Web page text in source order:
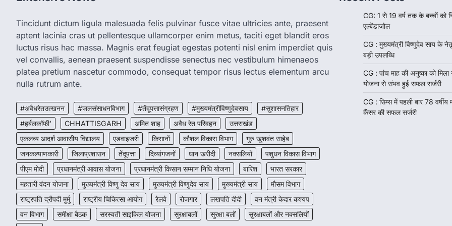
Tincidunt dictum ligula malesuada felis pulvinar fusce vitae ultricies ante, praesent
aptent lacinia cras ut pellentesque ullamcorper enim metus, taciti eget blandit eros
luctus risus hac massa. Magnis erat feugiat egestas potenti nisl enim imperdiet quis
vel convallis, aenean praesent suspendisse senectus nec vestibulum himenaeos
platea pretium nascetur commodo, consequat tempor risus lectus elementum arcu
nulla rutrum ante.
#अवैधरेतउत्खनन #जलसंसाधनविभाग #तेंदूपत्तासंग्रहण #मुख्यमंत्रीविष्णुदेवसाय
#सुशासनतिहार
#हर्बलकॉफी’
CHHATTISGARH अमित शाह अवैध रेत परिवहन
उत्तराखंड
एकलव्य आदर्श आवासीय विद्यालय
एडवाइजरी किसानों कौशल विकास विभाग
गुरु खुशवंत साहेब
जनकल्याणकारी
जिलाप्रशासन तेंदूपत्ता दिव्यांगजनों धान खरीदी नक्सलियों
पशुधन विकास विभाग
पीएम मोदी
प्रधानमंत्री आवास योजना प्रधानमंत्री किसान सम्मान निधि योजना बारिश
भारत सरकार
महतारी वंदन योजना
मुख्यमंत्री विष्णु देव साय मुख्यमंत्री विष्णुदेव साय मुख्यमंत्री साय
मौसम विभाग
राष्ट्रपति द्रौपदी मुर्मु
राष्ट्रीय चिकित्सा आयोग रेलवे रोजगार लखपति दीदी
वन मंत्री केदार कश्यप
वन विभाग
समीक्षा बैठक सरस्वती साइकिल योजना सुरक्षाबलों सुरक्षा बलों
सुरक्षाबलों और नक्सलियों
CG: 1 से 19 वर्ष तक के बच्चों को
एल्बेंडाजोल
CG : मुख्यमंत्री विष्णुदेव साय के
बड़ी उपलब्धि
CG : पांच माह की अनुष्का को मिला
योजना से संभव हुई सफल सर्जरी
CG : सिम्स में पहली बार 78
कैंसर की सफल सर्जरी